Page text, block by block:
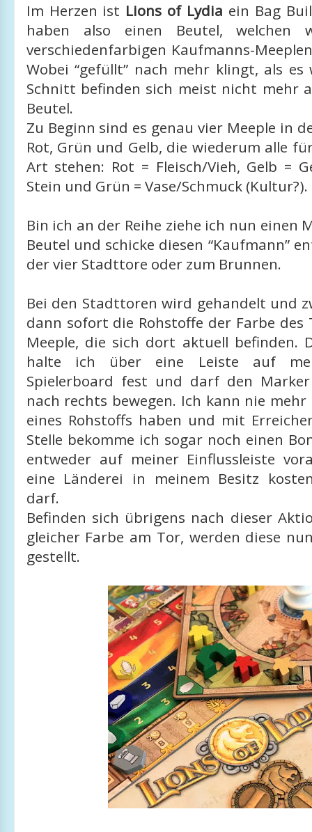
Im Herzen ist Lions of Lydia ein Bag
haben also einen Beutel,
verschiedenfarbigen Kaufmanns-
Wobei “gefüllt” nach mehr klingt, als
Schnitt befinden sich meist nicht mehr
Beutel.
Zu Beginn sind es genau vier Meeple in
Rot, Grün und Gelb, die wiederum alle
Art stehen: Rot = Fleisch/Vieh, Gelb =
Stein und Grün = Vase/Schmuck (Kultur?).
Bin ich an der Reihe ziehe ich nun einen
Beutel und schicke diesen “Kaufmann”
der vier Stadttore oder zum Brunnen.
Bei den Stadttoren wird gehandelt und
dann sofort die Rohstoffe der Farbe des
Meeple, die sich dort aktuell befinden.
halte ich über eine Leiste auf
Spielerboard fest und darf den
nach rechts bewegen. Ich kann nie
eines Rohstoffs haben und mit
Stelle bekomme ich sogar noch einen
entweder auf meiner Einflussleiste
eine Länderei in meinem Besitz
darf.
Befinden sich übrigens nach dieser
gleicher Farbe am Tor, werden diese
gestellt.